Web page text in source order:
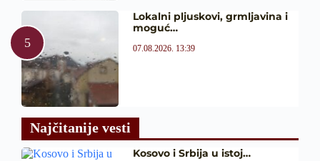
Lokalni pljuskovi, grmljavina i
moguć…
07.08.2026. 13:39
Najčitanije vesti
Kosovo i Srbija u istoj…